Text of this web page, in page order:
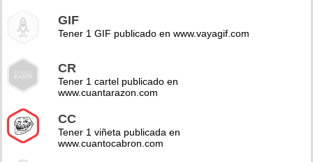
GIF
Tener 1 GIF publicado en www.vayagif.com
CR
Tener 1 cartel publicado en
www.cuantarazon.com
CC
Tener 1 viñeta publicada en
www.cuantocabron.com